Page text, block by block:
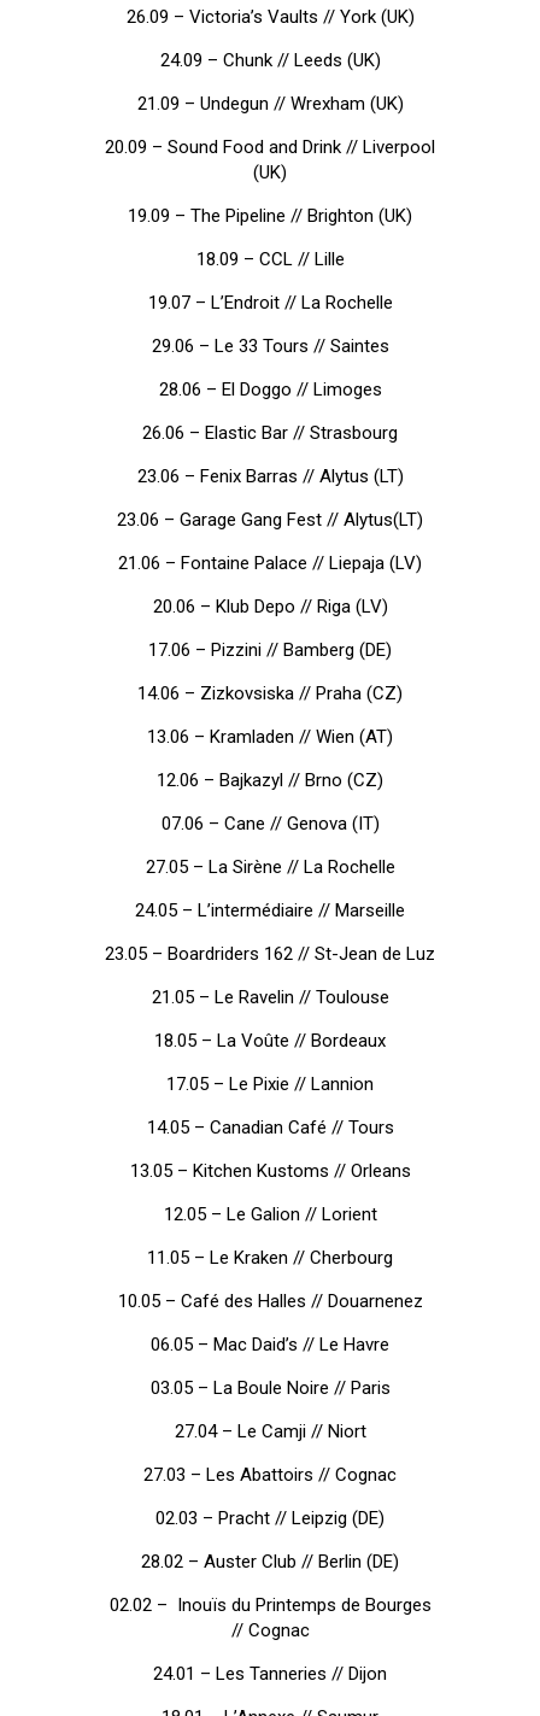
26.09 – Victoria’s Vaults // York (UK)
24.09 – Chunk // Leeds (UK)
21.09 – Undegun // Wrexham (UK)
20.09 – Sound Food and Drink // Liverpool
(UK)
19.09 – The Pipeline // Brighton (UK)
18.09 – CCL // Lille
19.07 – L’Endroit // La Rochelle
29.06 – Le 33 Tours // Saintes
28.06 – El Doggo // Limoges
26.06 – Elastic Bar // Strasbourg
23.06 – Fenix Barras // Alytus (LT)
23.06 – Garage Gang Fest // Alytus(LT)
21.06 – Fontaine Palace // Liepaja (LV)
20.06 – Klub Depo // Riga (LV)
17.06 – Pizzini // Bamberg (DE)
14.06 – Zizkovsiska // Praha (CZ)
13.06 – Kramladen // Wien (AT)
12.06 – Bajkazyl // Brno (CZ)
07.06 – Cane // Genova (IT)
27.05 – La Sirène // La Rochelle
24.05 – L’intermédiaire // Marseille
23.05 – Boardriders 162 // St-Jean de Luz
21.05 – Le Ravelin // Toulouse
18.05 – La Voûte // Bordeaux
17.05 – Le Pixie // Lannion
14.05 – Canadian Café // Tours
13.05 – Kitchen Kustoms // Orleans
12.05 – Le Galion // Lorient
11.05 – Le Kraken // Cherbourg
10.05 – Café des Halles // Douarnenez
06.05 – Mac Daid’s // Le Havre
03.05 – La Boule Noire // Paris
27.04 – Le Camji // Niort
27.03 – Les Abattoirs // Cognac
02.03 – Pracht // Leipzig (DE)
28.02 – Auster Club // Berlin (DE)
02.02 – Inouïs du Printemps de Bourges
// Cognac
24.01 – Les Tanneries // Dijon